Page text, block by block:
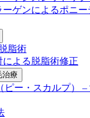
ーゲンによるポニー
脂術
による脱脂術修正
治療
ピー・スカルプ）